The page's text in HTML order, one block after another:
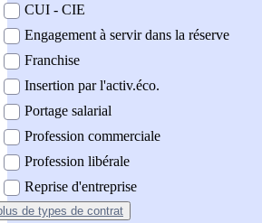
CUI - CIE
Engagement à servir dans la réserve
Franchise
Insertion par l'activ.éco.
Portage salarial
Profession commerciale
Profession libérale
Reprise d'entreprise
de types de contrat